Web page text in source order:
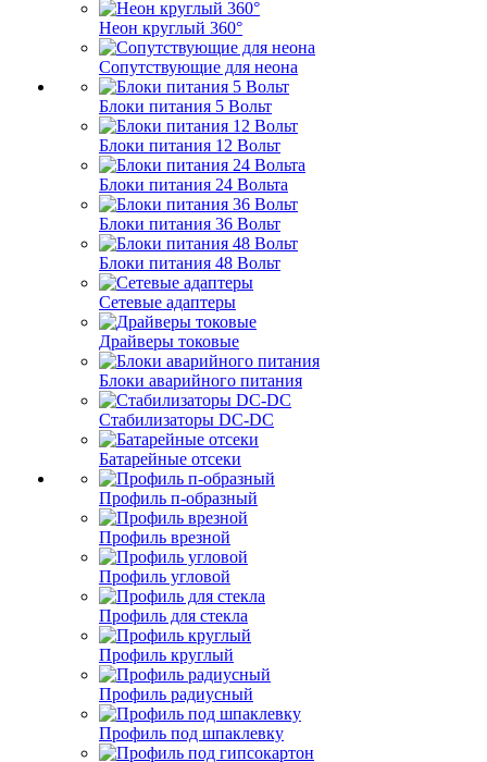
Неон круглый 360°
Сопутствующие для неона
Блоки питания 5 Вольт
Блоки питания 12 Вольт
Блоки питания 24 Вольта
Блоки питания 36 Вольт
Блоки питания 48 Вольт
Сетевые адаптеры
Драйверы токовые
Блоки аварийного питания
Стабилизаторы DC-DC
Батарейные отсеки
Профиль п-образный
Профиль врезной
Профиль угловой
Профиль для стекла
Профиль круглый
Профиль радиусный
Профиль под шпаклевку